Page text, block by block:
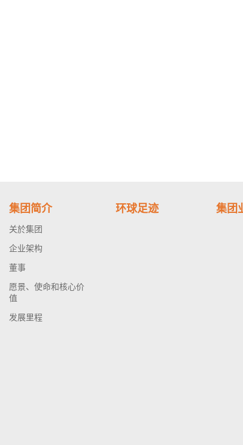
集团简介
关於集团
企业架构
董事
愿景、使命和核心价
值
发展里程
环球足迹 集团